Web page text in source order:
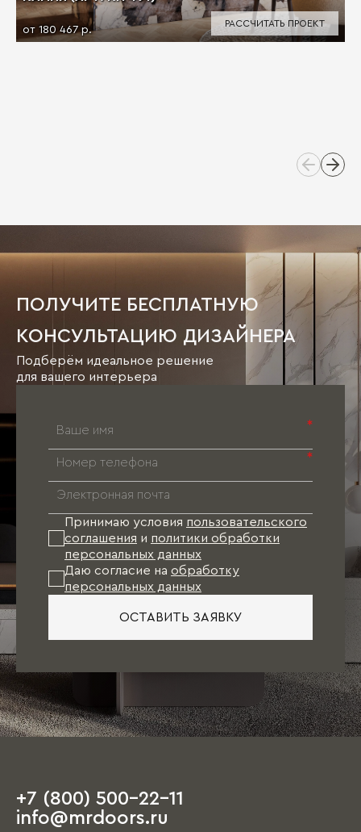
от 180 467 р.
РАССЧИТАТЬ ПРОЕКТ
ПОЛУЧИТЕ БЕСПЛАТНУЮ
КОНСУЛЬТАЦИЮ ДИЗАЙНЕРА
Подберём идеальное решение
для вашего интерьера
*
*
Принимаю условия пользовательского
соглашения и политики обработки
персональных данных
Даю согласие на обработку
персональных данных
ОСТАВИТЬ ЗАЯВКУ
+7 (800) 500-22-11
info@mrdoors.ru